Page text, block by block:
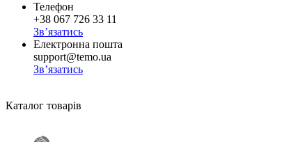
Телефон
+38 067 726 33 11
Зв’язатись
Електронна пошта
support@temo.ua
Зв’язатись
Каталог товарів